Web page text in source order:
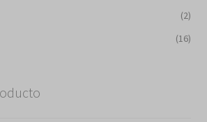
(2)
(16)